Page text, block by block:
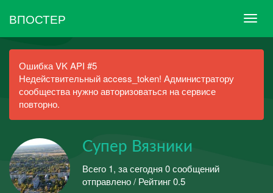
ВПОСТЕР
Ошибка VK API #5
Недействительный access_token! Администратору
сообщества нужно авторизоваться на сервисе
повторно.
Супер Вязники
Всего 1, за сегодня 0 сообщений
отправлено / Рейтинг 0.5